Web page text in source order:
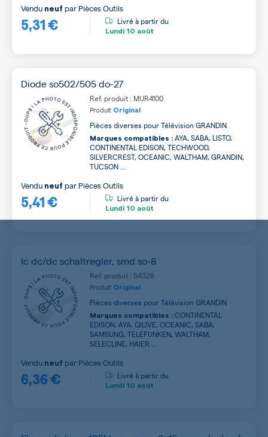
5,31 €
Vendu neuf par Pièces Outils
Livré à partir du
Lundi 10 août
Diode so502/505 do-27
Ref. produit : MUR4100
Produit Original
Pièces diverses pour Télévision GRANDIN
Marques compatibles : AYA, SABA, LISTO,
CONTINENTAL EDISON, TECHWOOD,
SILVERCREST, OCEANIC, WALTHAM, GRANDIN,
TUCSON ...
5,41 €
Vendu neuf par Pièces Outils
Livré à partir du
Lundi 10 août
Ic dc/dc schaltregler, smd so-8
Ref. produit : 54328
Produit Original
Pièces diverses pour Télévision GRANDIN
Marques compatibles : CONTINENTAL
EDISON, AYA, QILIVE, OCEANIC, SABA,
SAMSUNG, TELEFUNKEN, WALTHAM,
SELECLINE, HAIER ...
6,36 €
Vendu neuf par Pièces Outils
Livré à partir du
Lundi 10 août